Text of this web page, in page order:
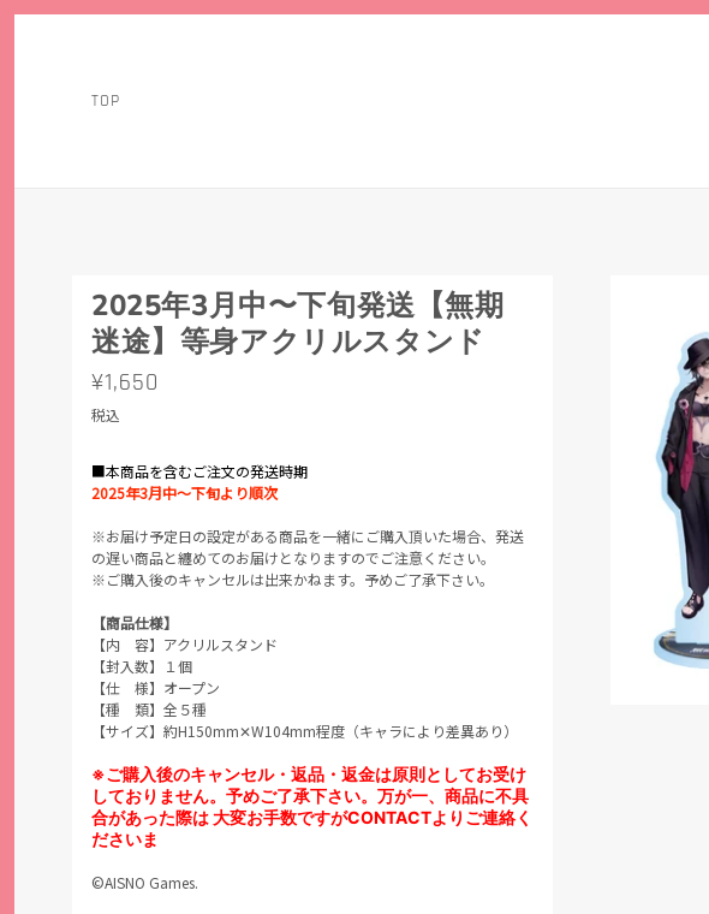
TOP
2025年3月中〜下旬発送【無期
迷途】等身アクリルスタンド
¥1,650
税込
■本商品を含むご注文の発送時期
2025年3月中〜下旬より順次
※お届け予定日の設定がある商品を一緒にご購入頂いた場合、発送
の遅い商品と纏めてのお届けとなりますのでご注意ください。
※ご購入後のキャンセルは出来かねます。予めご了承下さい。
【商品仕様】
【内 容】アクリルスタンド
【封入数】１個
【仕 様】オープン
【種 類】全５種
【サイズ】約H150mm✕W104mm程度（キャラにより差異あり）
※ご購入後のキャンセル・返品・返金は原則としてお受け
しておりません。予めご了承下さい。万が一、商品に不具
合があった際は 大変お手数ですがCONTACTよりご連絡く
ださいま
©AISNO Games.